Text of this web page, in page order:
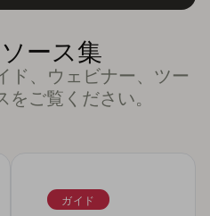
ース集
ド、ウェビナー、ツー
ご覧ください。
ガイド